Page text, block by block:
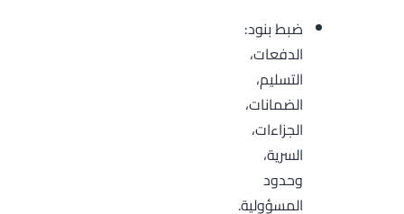
ضبط بنود:
الدفعات،
التسليم،
الضمانات،
الجزاءات،
السرية،
وحدود
المسؤولية.